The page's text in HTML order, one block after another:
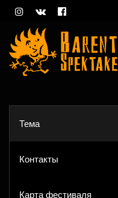
Тема
Контакты
Карта фестиваля